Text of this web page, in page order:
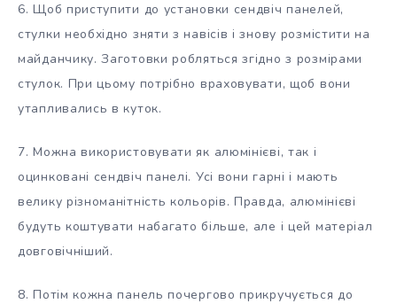
6. Щоб приступити до установки сендвіч панелей,
стулки необхідно зняти з навісів і знову розмістити на
майданчику. Заготовки робляться згідно з розмірами
стулок. При цьому потрібно враховувати, щоб вони
утапливались в куток.
7. Можна використовувати як алюмінієві, так і
оцинковані сендвіч панелі. Усі вони гарні і мають
велику різноманітність кольорів. Правда, алюмінієві
будуть коштувати набагато більше, але і цей матеріал
довговічніший.
8. Потім кожна панель почергово прикручується до